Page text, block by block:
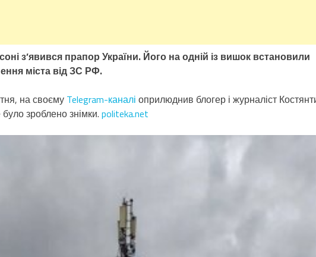
з’явився прапор України. Його на одній із вишок встановили
міста від ЗС РФ.
на своєму Telegram-каналі оприлюднив блогер і журналіст
зроблено знімки. politeka.net